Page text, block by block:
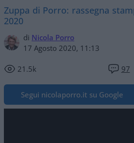
Zuppa di Porro: rassegna
2020
di Nicola Porro
17 Agosto 2020, 11:13
21.5k 97
Segui nicolaporro.it su Google